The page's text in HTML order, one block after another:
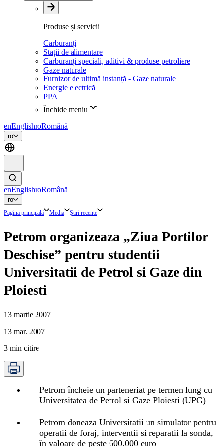
Produse și servicii
Carburanți
Stații de alimentare
Carburanți speciali, aditivi & produse petroliere
Gaze naturale
Furnizor de ultimă instanță - Gaze naturale
Energie electrică
PPA
Închide meniu
enEnglishroRomână
ro
enEnglishroRomână
ro
Pagina principală Media Știri recente
Petrom organizeaza „Ziua Portilor
Deschise” pentru studentii
Universitatii de Petrol si Gaze din
Ploiesti
13 martie 2007
13 mar. 2007
3 min citire
Petrom încheie un parteneriat pe termen lung cu
Universitatea de Petrol si Gaze Ploiesti (UPG)
Petrom doneaza Universitatii un simulator pentru
operatii de foraj, interventii si reparatii la sonda,
în valoare de peste 600.000 euro